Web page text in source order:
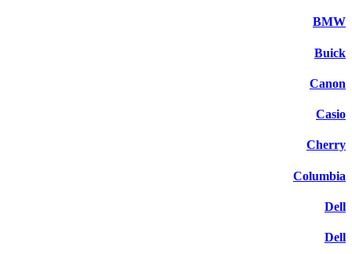
BMW
Buick
Canon
Casio
Cherry
Columbia
Dell
Dell